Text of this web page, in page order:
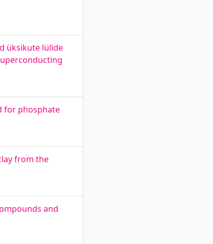
üksikute lülide
for phosphate
from the
and